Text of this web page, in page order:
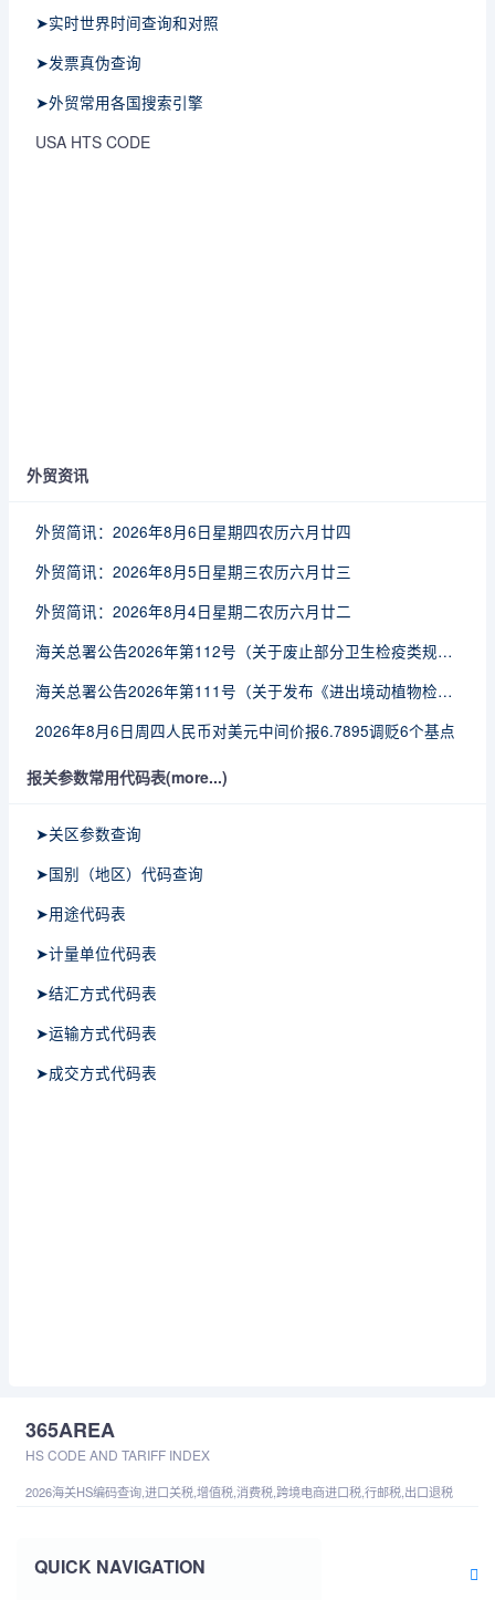
➤实时世界时间查询和对照
➤发票真伪查询
➤外贸常用各国搜索引擎
USA HTS CODE
外贸资讯
外贸简讯：2026年8月6日星期四农历六月廿四
外贸简讯：2026年8月5日星期三农历六月廿三
外贸简讯：2026年8月4日星期二农历六月廿二
海关总署公告2026年第112号（关于废止部分卫生检疫类规范性文件的公告）
海关总署公告2026年第111号（关于发布《进出境动植物检疫处理监督管理工作规定》《进出境卫生处理监督管理工作规定》的公告）
2026年8月6日周四人民币对美元中间价报6.7895调贬6个基点
报关参数常用代码表(more...)
➤关区参数查询
➤国别（地区）代码查询
➤用途代码表
➤计量单位代码表
➤结汇方式代码表
➤运输方式代码表
➤成交方式代码表
365AREA
HS CODE AND TARIFF INDEX
2026海关HS编码查询,进口关税,增值税,消费税,跨境电商进口税,行邮税,出口退税
QUICK NAVIGATION